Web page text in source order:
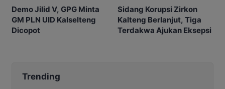
Demo Jilid V, GPG Minta
GM PLN UID Kalselteng
Dicopot
Sidang Korupsi Zirkon
Kalteng Berlanjut, Tiga
Terdakwa Ajukan Eksepsi
Trending